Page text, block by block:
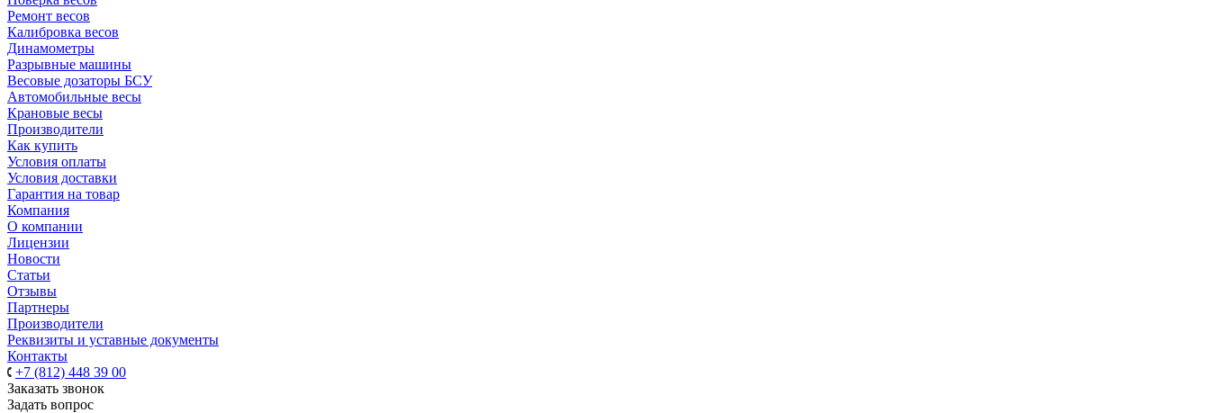
Ремонт весов
Калибровка весов
Динамометры
Разрывные машины
Весовые дозаторы БСУ
Автомобильные весы
Крановые весы
Производители
Как купить
Условия оплаты
Условия доставки
Гарантия на товар
Компания
О компании
Лицензии
Новости
Статьи
Отзывы
Партнеры
Производители
Реквизиты и уставные документы
Контакты
+7 (812) 448 39 00
Заказать звонок
Задать вопрос